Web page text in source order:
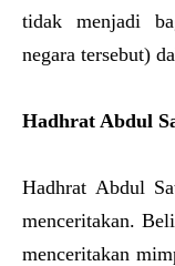
tidak menjadi
negara tersebut)
Hadhrat Abdul
Hadhrat Abdul
menceritakan.
menceritakan